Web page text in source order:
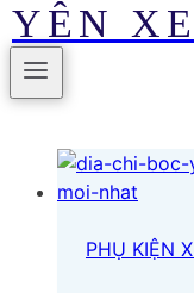
YÊN
PHỤ KIỆN